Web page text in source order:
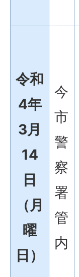
令和
4年
3月
14
日
（月
曜
日）
今
市
警
察
署
管
内